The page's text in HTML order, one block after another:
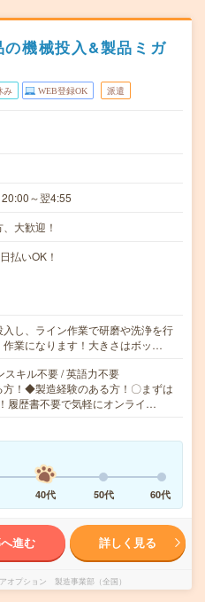
の機械投入&製品ミガ
み WEB登録OK 派遣
～翌4:55
大歓迎！
払いOK！
し、ライン作業で研磨や洗浄を行
作業になります！大きさはボッ…
スキル不要 / 英語力不要
！◆製造経験のある方！〇まずは
履歴書不要で気軽にオンライ…
40代 50代 60代
進む 詳しく見る
オプション 製造事業部（全国）